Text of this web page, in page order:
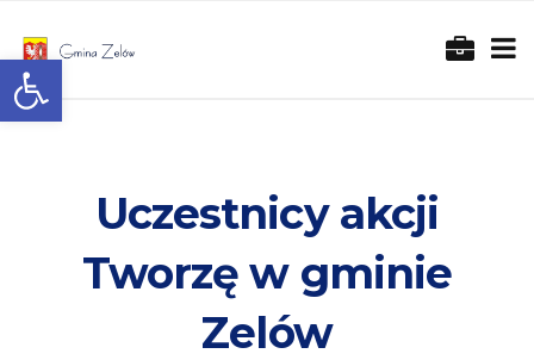
Otwórz pasek narzędzi
Uczestnicy akcji
Tworzę w gminie
Zelów